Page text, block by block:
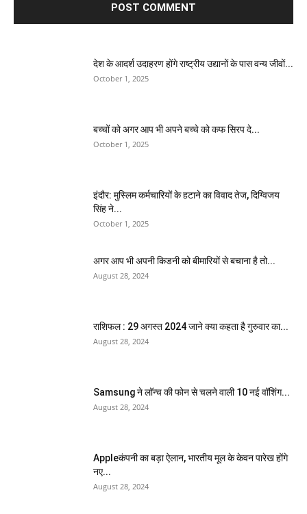
देश के आदर्श उदाहरण होंगे राष्ट्रीय उद्यानों के पास वन्य जीवों...
October 1, 2025
बच्चों को अगर आप भी अपने बच्चे को कफ सिरप दे...
October 1, 2025
इंदौर: मुस्लिम कर्मचारियों के हटाने का विवाद तेज, दिग्विजय
सिंह ने...
October 1, 2025
अगर आप भी अपनी किडनी को बीमारियों से बचाना है तो...
August 28, 2024
राशिफल : 29 अगस्त 2024 जाने क्या कहता है गुरुवार का...
August 28, 2024
Samsung ने लॉन्च की फोन से चलने वाली 10 नई वॉशिंग...
August 28, 2024
Appleकंपनी का बड़ा ऐलान, भारतीय मूल के केवन पारेख होंगे
नए...
August 28, 2024